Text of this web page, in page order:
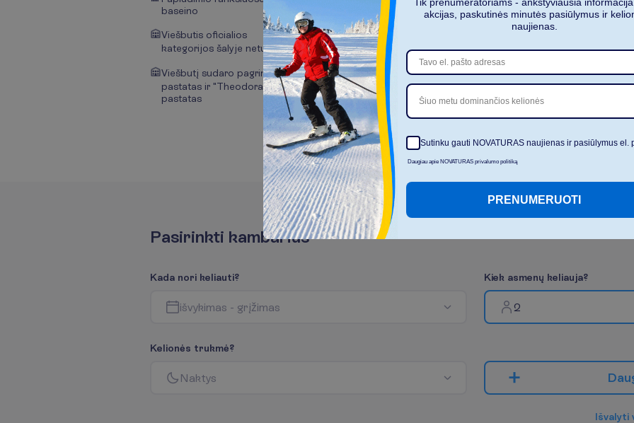
baseino
paplūdimyje
Viešbutis oficialios
kategorijos šalyje neturi
Pagrindinis restoranas
Viešbutį sudaro pagrindinis
pastatas ir "Theodora"
pastatas
Iš dalies renovuota 2021 m.
Pasirinkti kambarius
Kada nori keliauti?
išvykimas - grįžimas
Kiek asmenų keliauja?
2
Kelionės trukmė?
Naktys Dau
Išvalyti
akcijas, paskutinės minutės pasiūlymus ir
naujienas.
Šiuo metu dominančios kelionės
Sutinku gauti NOVATURAS naujienas ir pasiūlymus el.
Daugiau apie NOVATURAS privalumo politiką
PRENUMERUOTI